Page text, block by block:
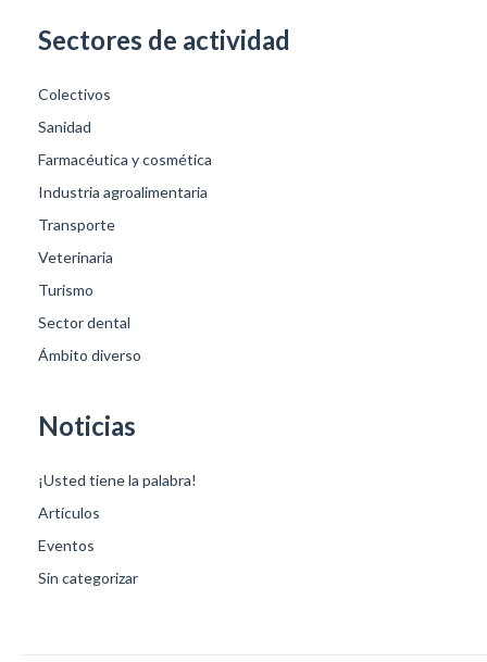
Sectores de actividad
Colectivos
Sanidad
Farmacéutica y cosmética
Industria agroalimentaria
Transporte
Veterinaria
Turismo
Sector dental
Ámbito diverso
Noticias
¡Usted tiene la palabra!
Artículos
Eventos
Sin categorizar